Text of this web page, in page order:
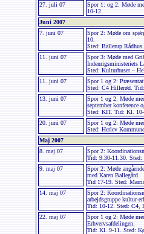
27. juli 07
Spor 1: og 2: Møde
10-12.
Juni 2007
7. juni 07
Spor 2: Møde om
10.
Sted: Ballerup Rådhus.
11. juni 07
Spor 3: Møde med
Indenrigsministeriets
Sted: Kulturhuset –
11. juni 07
Spor 1 og 2:
Sted: C4 Hillerød.
13. juni 07
Spor 1 og 2: Møde
september konference
Sted: KIT. Tid: Kl.
20. juni 07
Spor 1 og 2: Møde
Sted: Herlev
Maj 2007
8. maj 07
Spor 2:
Tid: 9.30-11.30.
9. maj 07
Spor 2: Møde
med Karen Ballegård.
Tid 17-19. Sted:
14. maj 07
Spor 2:
arbejdsgruppe kultur-
Tid: 10-12. Sted: C4,
22. maj 07
Spor 1 og 2: Møde
Erhvervsafdelingen.
Tid: Kl. 9-11. Sted: